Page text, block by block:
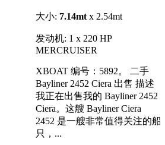
大小: 7.14mt x 2.54mt
发动机: 1 x 220 HP
MERCRUISER
XBOAT 编号：5892。 二手
Bayliner 2452 Ciera 出售 描述
我正在出售我的 Bayliner 2452
Ciera。这艘 Bayliner Ciera
2452 是一艘非常值得关注的船
只，...